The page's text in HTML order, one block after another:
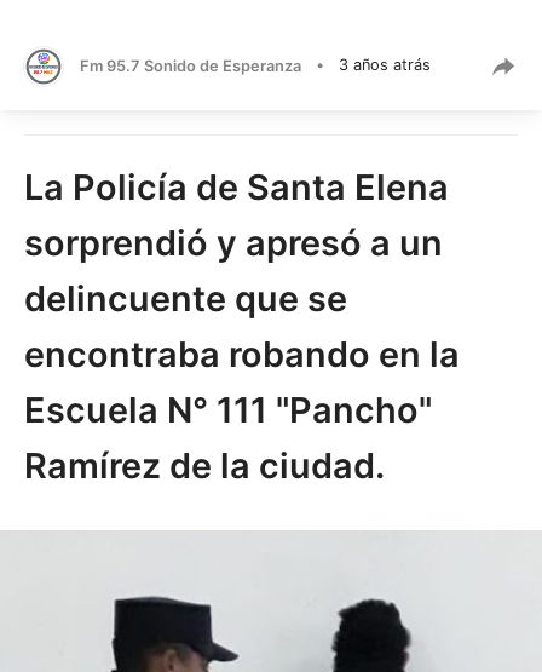
Fm 95.7 Sonido de Esperanza • 3 años atrás
La Policía de Santa Elena
sorprendió y apresó a un
delincuente que se
encontraba robando en la
Escuela N° 111 "Pancho"
Ramírez de la ciudad.